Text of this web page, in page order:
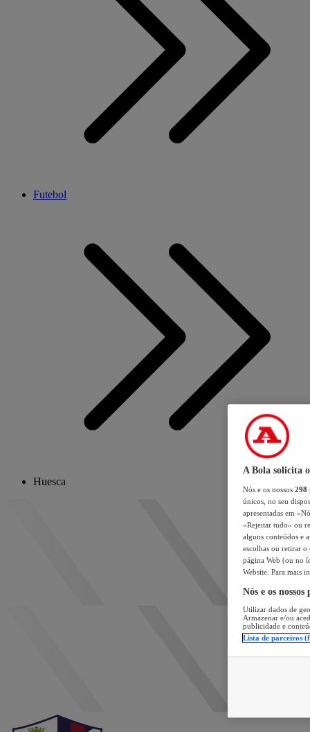
Futebol
Huesca
A Bola solicita
Nós e os nossos 298
únicos, no seu
apresentadas em
«Rejeitar tudo» ou
alguns conteúdos e
escolhas ou retirar
página Web (ou no
Website. Para mais
Nós e os
Utilizar dados de
Armazenar e/ou
publicidade e
Lista de parceiros